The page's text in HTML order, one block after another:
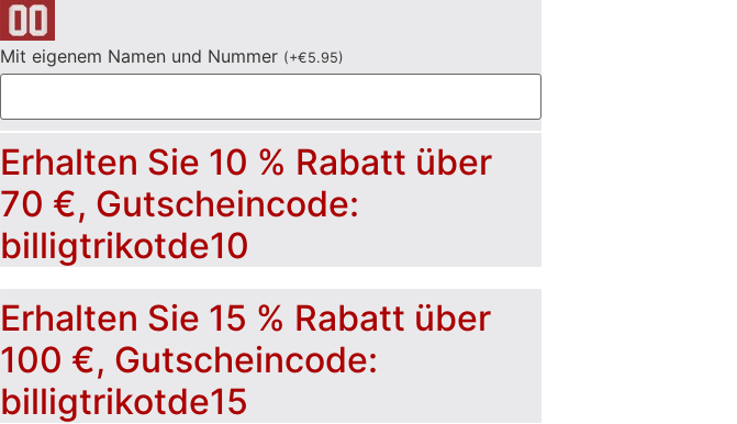
Mit eigenem Namen und Nummer (+€5.95)
Erhalten Sie 10 % Rabatt über
70 €, Gutscheincode:
billigtrikotde10
Erhalten Sie 15 % Rabatt über
100 €, Gutscheincode:
billigtrikotde15